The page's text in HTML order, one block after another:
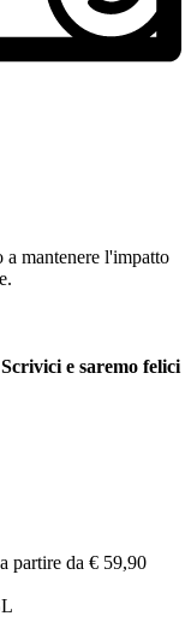
mantenere l'impatto
e saremo felici
a partire da € 59,90